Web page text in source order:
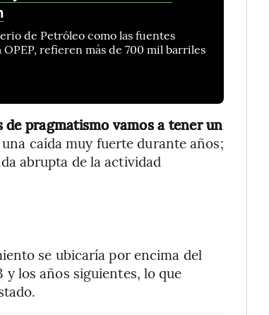
de Petróleo como las fuentes
refieren más de 700 mil barriles
pragmatismo vamos a tener un
una caída muy fuerte durante años;
abrupta de la actividad
se ubicaría por encima del
y los años siguientes, lo que